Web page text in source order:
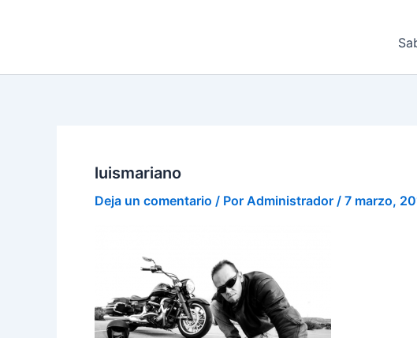
luismariano
Deja un comentario / Por Administrador / 7 marzo,